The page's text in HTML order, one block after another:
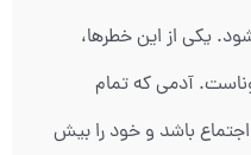
یکی از این خطرها،
آدمی که تمام
باشد و خود را بیش